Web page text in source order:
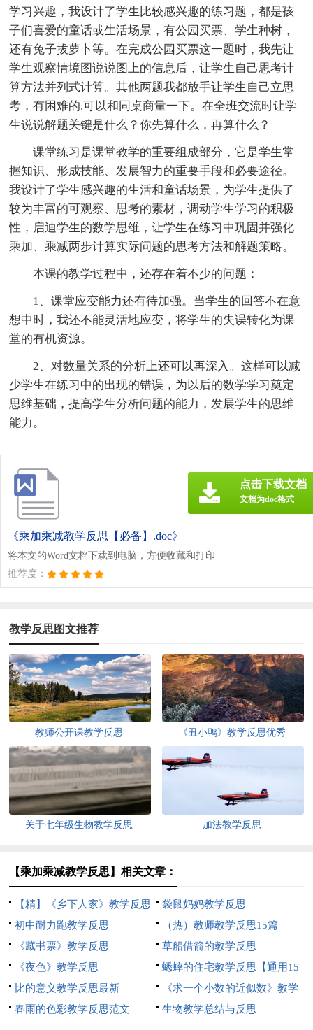
学习兴趣，我设计了学生比较感兴趣的练习题，都是孩
子们喜爱的童话或生活场景，有公园买票、学生种树，
还有兔子拔萝卜等。在完成公园买票这一题时，我先让
学生观察情境图说说图上的信息后，让学生自己思考计
算方法并列式计算。其他两题我都放手让学生自己立思
考，有困难的.可以和同桌商量一下。在全班交流时让学
生说说解题关键是什么？你先算什么，再算什么？
课堂练习是课堂教学的重要组成部分，它是学生掌
握知识、形成技能、发展智力的重要手段和必要途径。
我设计了学生感兴趣的生活和童话场景，为学生提供了
较为丰富的可观察、思考的素材，调动学生学习的积极
性，启迪学生的数学思维，让学生在练习中巩固并强化
乘加、乘减两步计算实际问题的思考方法和解题策略。
本课的教学过程中，还存在着不少的问题：
1、课堂应变能力还有待加强。当学生的回答不在意
想中时，我还不能灵活地应变，将学生的失误转化为课
堂的有机资源。
2、对数量关系的分析上还可以再深入。这样可以减
少学生在练习中的出现的错误，为以后的数学学习奠定
思维基础，提高学生分析问题的能力，发展学生的思维
能力。
《乘加乘减教学反思【必备】.doc》
将本文的Word文档下载到电脑，方便收藏和打印
推荐度：
点击下载文档
文档为doc格式
教学反思图文推荐
教师公开课教学反思 《丑小鸭》教学反思优秀
关于七年级生物教学反思 加法教学反思
【乘加乘减教学反思】相关文章：
【精】《乡下人家》教学反思
袋鼠妈妈教学反思
初中耐力跑教学反思
（热）教师教学反思15篇
《藏书票》教学反思
草船借箭的教学反思
《夜色》教学反思
蟋蟀的住宅教学反思【通用15
篇】
比的意义教学反思最新
《求一个小数的近似数》教学
反思
春雨的色彩教学反思范文 生物教学总结与反思